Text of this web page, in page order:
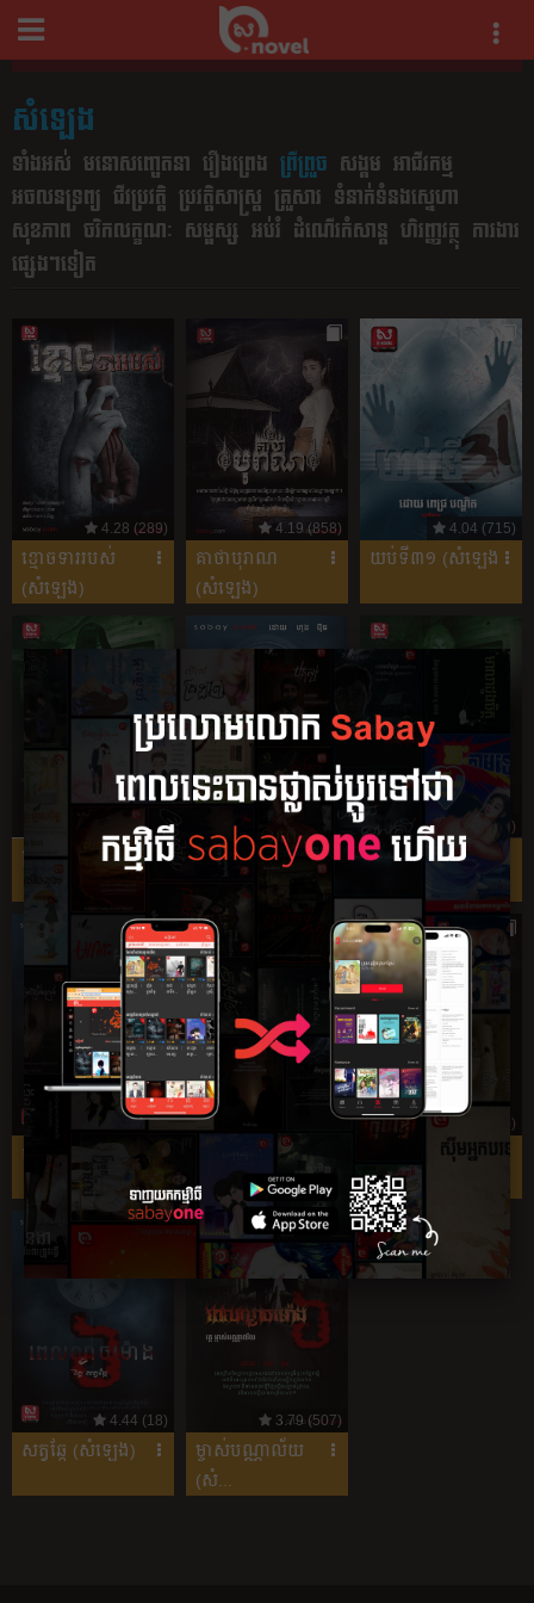
សំឡេង
ទាំងអស់ មនោសញ្ចេតនា​ រឿងព្រេង ព្រឺព្រួច សង្គម
អាជីវកម្ម
អចលន​ទ្រព្យ
ជីវប្រវត្តិ ប្រវត្តិសាស្រ្ត គ្រួសារ
ទំនាក់ទំនងស្នេហា
សុខភាព
ច​រិ​ក​លក្ខណៈ សម្ផស្ស អប់រំ ដំណើរកំសាន្ត ហិរញ្ញវត្ថុ
ការងារ
ផ្សេងៗទៀត​
ខ្មោចទាររបស់
(សំឡេង)
4.28 (289)
គាថាបុរាណ
(សំឡេង)
4.19 (858)
យប់ទី៣១ (សំឡេង)
4.04 (715)
ស្រីតូចបាត់ខ្លួន (សំ...
4.38 (34)
រាត្រីដំបូង
សម្រាប់និ...
ទារិកាបារាំង
4.29 (17)
ផ្ទះផ្ទាល់ខ្លួន (សំឡ...
4.82 (28)
អ្នក​ស្នង​មរតក​ផ្ទះ​...
5.33 (12)
អ្នក​មាន​និស្ស័យ​នឹង...
7.76 (29)
សត្វឆ្កែ (សំឡេង)
4.44 (18)
ម្ចាស់​បណ្ណាល័យ​
(សំ...
3.79 (507)